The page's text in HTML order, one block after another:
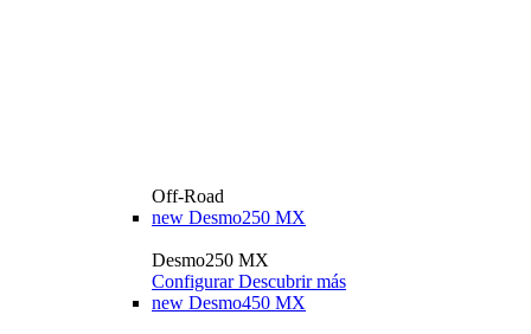
Off-Road
new Desmo250 MX
Desmo250 MX
Configurar Descubrir más
new Desmo450 MX